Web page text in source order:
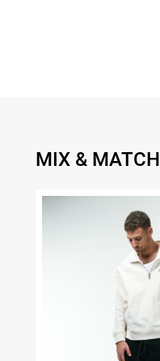
MIX & MATCH